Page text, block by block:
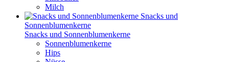
Milch
Snacks und
Sonnenblumenkerne
Snacks und Sonnenblumenkerne
Sonnenblumenkerne
Hips